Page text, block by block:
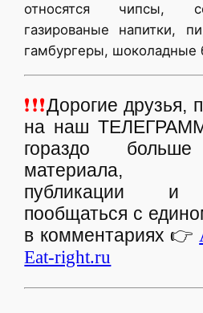
относятся чипсы,
газированые напитки,
гамбургеры, шоколадные
❗❗❗Дорогие друзья,
на наш
гораздо больше
материала,
публикации и
пообщаться с
в комментариях 👉
Eat-right.ru